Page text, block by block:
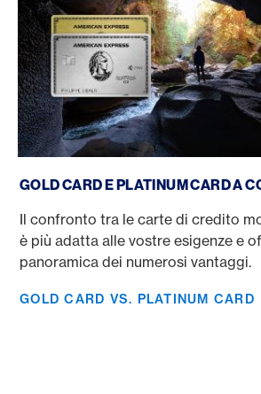
GOLD CARD E PLATINUM CARD A
Il confronto tra le carte di credito
è più adatta alle vostre esigenze e
panoramica dei numerosi vantaggi.
GOLD CARD VS. PLATINUM CARD